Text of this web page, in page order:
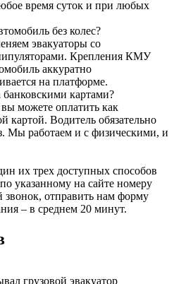
время суток и при любых
без колес?
эвакуаторы со
Крепления КМУ
аккуратно
на платформе.
банковскими картами?
можете оплатить как
картой. Водитель обязательно
Мы работаем и с физическими, и
их трех доступных способов
указанному на сайте номеру
звонок, отправить нам форму
– в среднем 20 минут.
грузовой эвакуатор